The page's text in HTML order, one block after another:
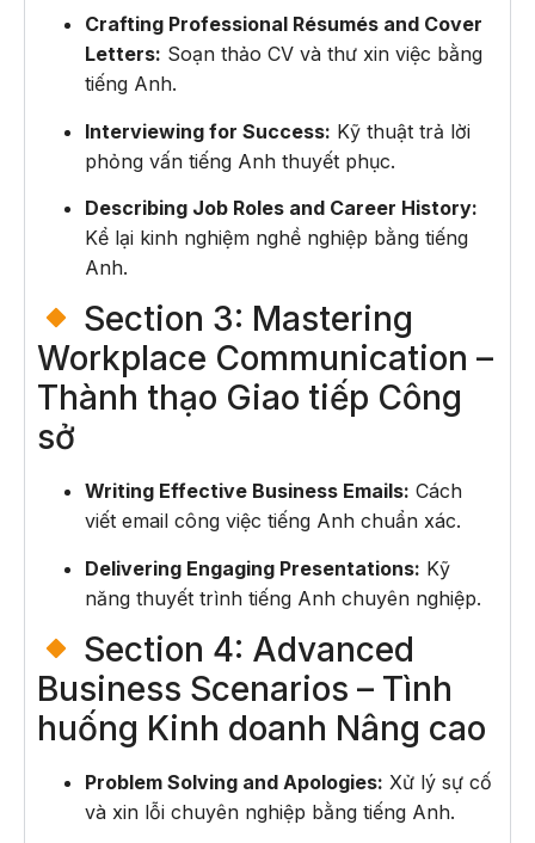
Crafting Professional Résumés and Cover
Letters: Soạn thảo CV và thư xin việc bằng
tiếng Anh.
Interviewing for Success: Kỹ thuật trả lời
phỏng vấn tiếng Anh thuyết phục.
Describing Job Roles and Career History:
Kể lại kinh nghiệm nghề nghiệp bằng tiếng
Anh.
Section 3: Mastering
Workplace Communication –
Thành thạo Giao tiếp Công
sở
Writing Effective Business Emails: Cách
viết email công việc tiếng Anh chuẩn xác.
Delivering Engaging Presentations: Kỹ
năng thuyết trình tiếng Anh chuyên nghiệp.
Section 4: Advanced
Business Scenarios – Tình
huống Kinh doanh Nâng cao
Problem Solving and Apologies: Xử lý sự cố
và xin lỗi chuyên nghiệp bằng tiếng Anh.